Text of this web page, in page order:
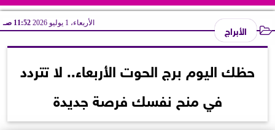
الأبراج الأربعاء، 1 يوليو 2026 11:52 صـ
حظك اليوم برج الحوت الأربعاء.. لا تتردد
في منح نفسك فرصة جديدة